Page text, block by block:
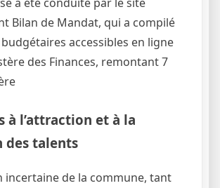
Bilan de Mandat, qui a compilé
accessibles en ligne
des Finances, remontant 7
à l’attraction et à la
des talents
incertaine de la commune, tant